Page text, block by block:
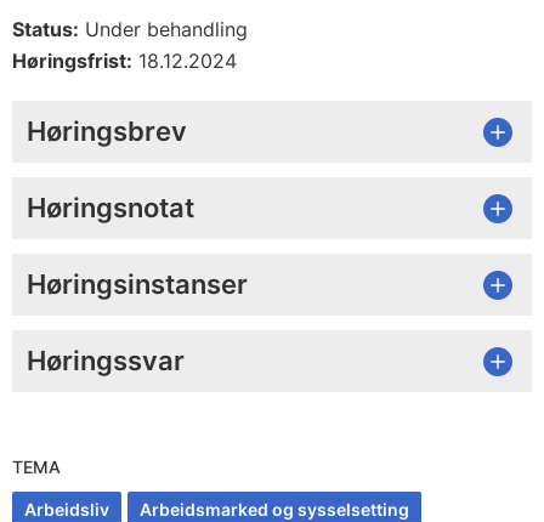
Status: Under behandling
Høringsfrist: 18.12.2024
Høringsbrev
Høringsnotat
Høringsinstanser
Høringssvar
TEMA
Arbeidsliv Arbeidsmarked og sysselsetting